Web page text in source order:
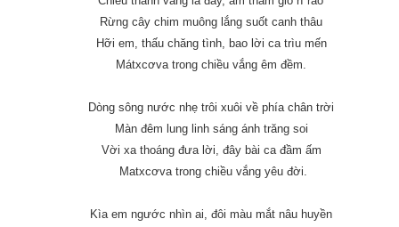
Rừng cây chim muông lắng suốt canh thâu
Hỡi em, thấu chăng tình, bao lời ca trìu mến
Mátxcơva trong chiều vắng êm đềm.
Dòng sông nước nhẹ trôi xuôi về phía chân trời
Màn đêm lung linh sáng ánh trăng soi
Vời xa thoáng đưa lời, đây bài ca đầm ấm
Matxcơva trong chiều vắng yêu đời.
Kìa em ngước nhìn ai, đôi màu mắt nâu huyền